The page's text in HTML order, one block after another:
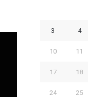
3 4
10 11
17 18
24 25